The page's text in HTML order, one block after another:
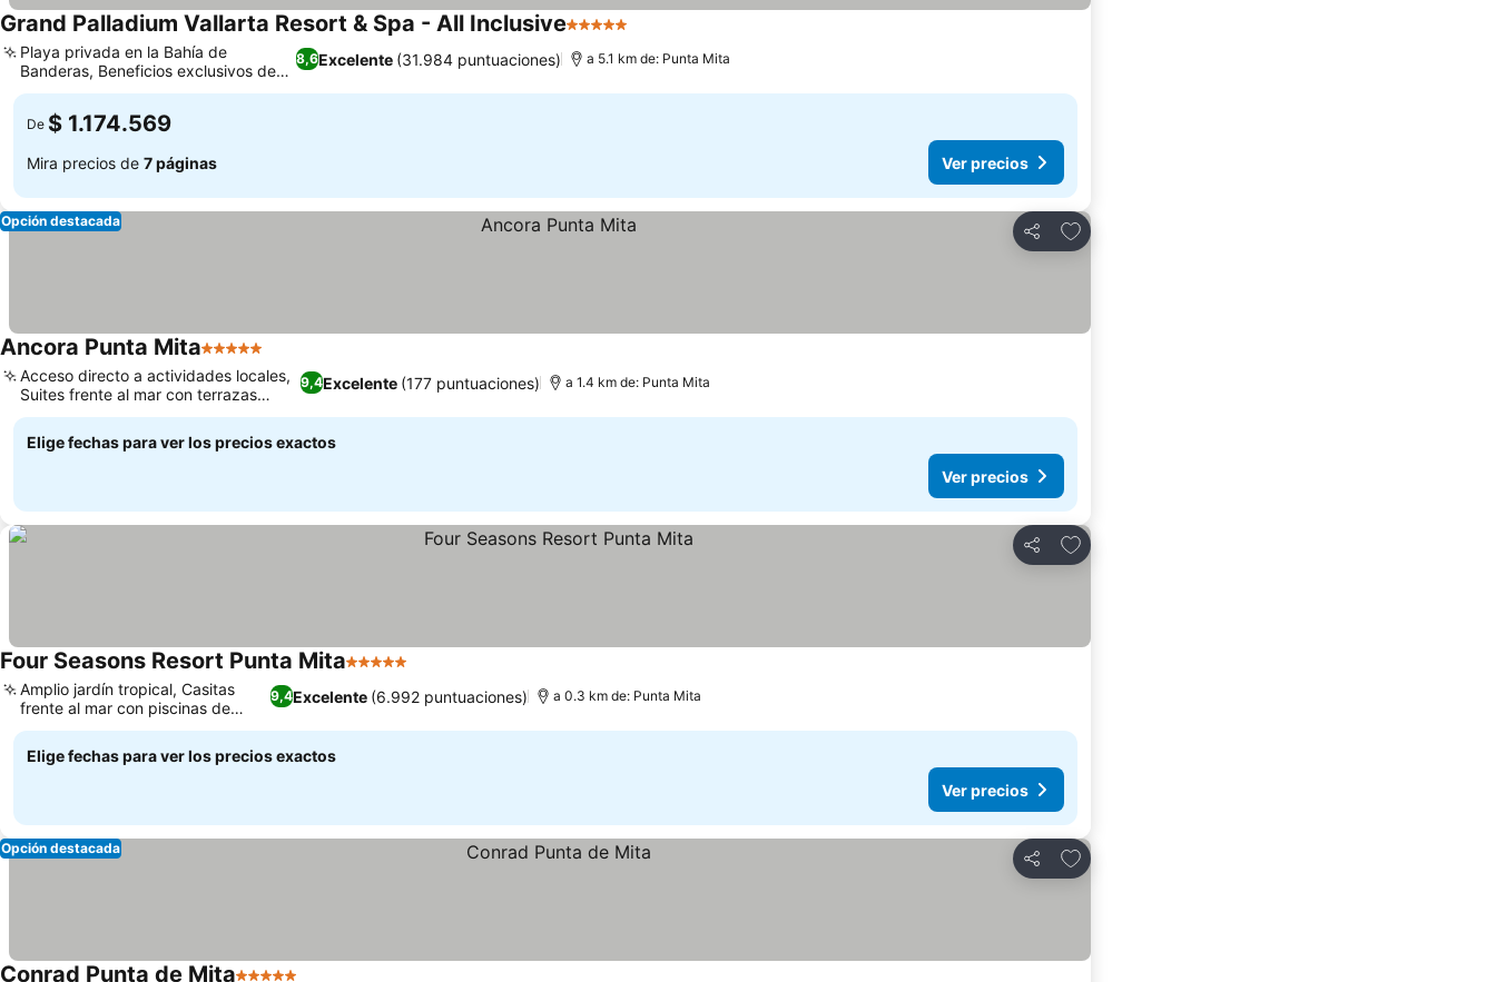
Grand Palladium Vallarta Resort & Spa - All Inclusive5 Estrellas
8,6Excelente (31.984 puntuaciones)
Playa privada en la Bahía de
Banderas, Beneficios exclusivos de
Family Selection
a 5.1 km de: Punta Mita
De $ 1.174.569
Mira precios de 7 páginas Ver precios
Compartir
Agregar a favoritos
Opción destacada
Ancora Punta Mita5 Estrellas
9,4Excelente (177 puntuaciones)
Acceso directo a actividades locales,
Suites frente al mar con terrazas
grandes
a 1.4 km de: Punta Mita
Elige fechas para ver los precios exactos
Ver precios
Compartir
Agregar a favoritos
Four Seasons Resort Punta Mita5 Estrellas
9,4Excelente (6.992 puntuaciones)
Amplio jardín tropical, Casitas
frente al mar con piscinas de
inmersión
a 0.3 km de: Punta Mita
Elige fechas para ver los precios exactos
Ver precios
Compartir
Agregar a favoritos
Opción destacada
Conrad Punta de Mita